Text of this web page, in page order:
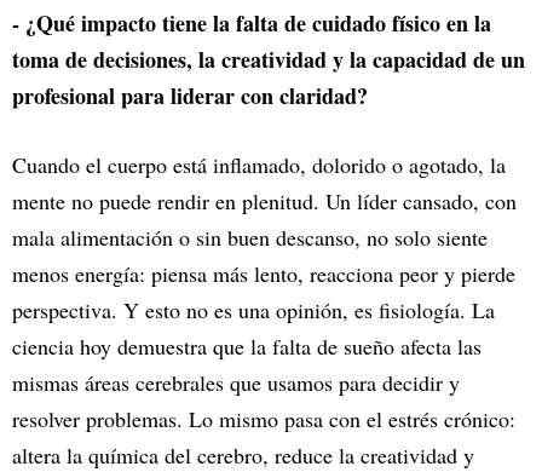
- ¿Qué impacto tiene la falta de cuidado físico en la
toma de decisiones, la creatividad y la capacidad de un
profesional para liderar con claridad?
Cuando el cuerpo está inflamado, dolorido o agotado, la
mente no puede rendir en plenitud. Un líder cansado, con
mala alimentación o sin buen descanso, no solo siente
menos energía: piensa más lento, reacciona peor y pierde
perspectiva. Y esto no es una opinión, es fisiología. La
ciencia hoy demuestra que la falta de sueño afecta las
mismas áreas cerebrales que usamos para decidir y
resolver problemas. Lo mismo pasa con el estrés crónico:
altera la química del cerebro, reduce la creatividad y